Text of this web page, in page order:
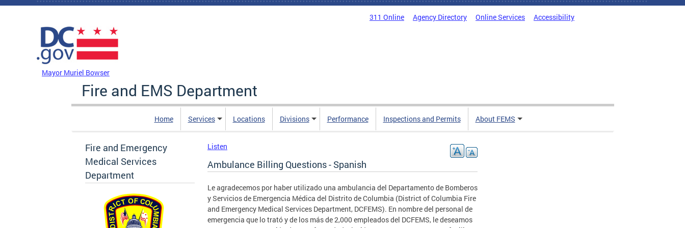
Skip to main content
311 Online Agency Directory Online Services Accessibility
Mayor Muriel Bowser
Fire and EMS Department
Home Services Locations Divisions Performance Inspections and Permits About FEMS
Fire and Emergency
Medical Services
Department
Listen
Ambulance Billing Questions - Spanish
Le agradecemos por haber utilizado una ambulancia del Departamento de Bomberos
y Servicios de Emergencia Médica del Distrito de Columbia (District of Columbia Fire
and Emergency Medical Services Department, DCFEMS). En nombre del personal de
emergencia que lo trató y de los más de 2,000 empleados del DCFEMS, le deseamos